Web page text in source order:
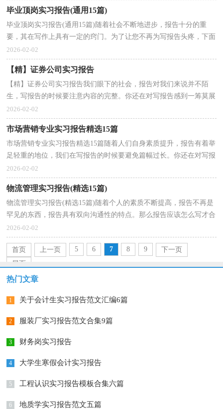
毕业顶岗实习报告(通用15篇)
毕业顶岗实习报告(通用15篇)随着社会不断地进步，报告十分的重
要，其在写作上具有一定的窍门。为了让您不再为写报告头疼，下面
是小编为大家收集的毕业顶岗实习报告，仅供参考，希望能...
2026-02-02
【精】证券公司实习报告
【精】证券公司实习报告我们眼下的社会，报告对我们来说并不陌
生，写报告的时候要注意内容的完整。你还在对写报告感到一筹莫展
吗？下面是小编为大家收集的证券公司实习报告，希望能...
2026-02-02
市场营销专业实习报告精选15篇
市场营销专业实习报告精选15篇随着人们自身素质提升，报告有着举
足轻重的地位，我们在写报告的时候要避免篇幅过长。你还在对写报
告感到一筹莫展吗？以下是小编整理的市场营销专业...
2026-02-02
物流管理实习报告(精选15篇)
物流管理实习报告(精选15篇)随着个人的素质不断提高，报告不再是
罕见的东西，报告具有双向沟通性的特点。那么报告应该怎么写才合
适呢？以下是小编收集整理的物流管理实习报告，供大...
2026-02-02
首页 上一页 5 6 7 8 9
下一页
尾页
热门文章
1 关于会计生实习报告范文汇编6篇
2 服装厂实习报告范文合集9篇
3 财务岗实习报告
4 大学生寒假会计实习报告
5 工程认识实习报告模板合集六篇
6 地质学实习报告范文五篇